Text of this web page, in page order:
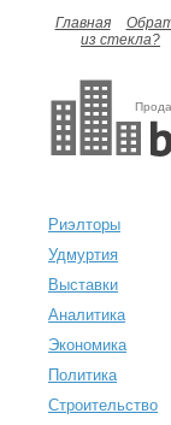
Главная
из стекла?
Риэлторы
Удмуртия
Выставки
Аналитика
Экономика
Политика
Строительство